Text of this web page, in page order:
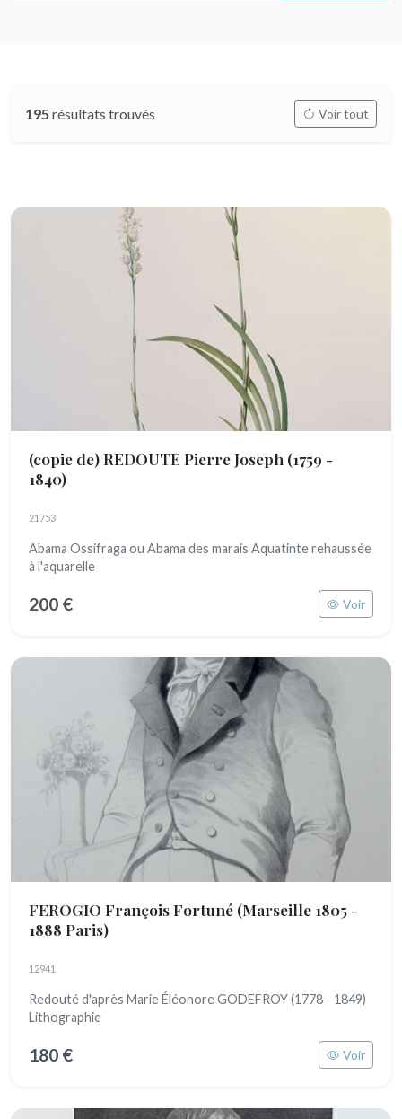
195 résultats trouvés Voir tout
(copie de) REDOUTE Pierre Joseph (1759 -
1840)
21753
Abama Ossifraga ou Abama des marais Aquatinte rehaussée
à l'aquarelle
200 € Voir
FEROGIO François Fortuné (Marseille 1805 -
1888 Paris)
12941
Redouté d'après Marie Éléonore GODEFROY (1778 - 1849)
Lithographie
180 € Voir